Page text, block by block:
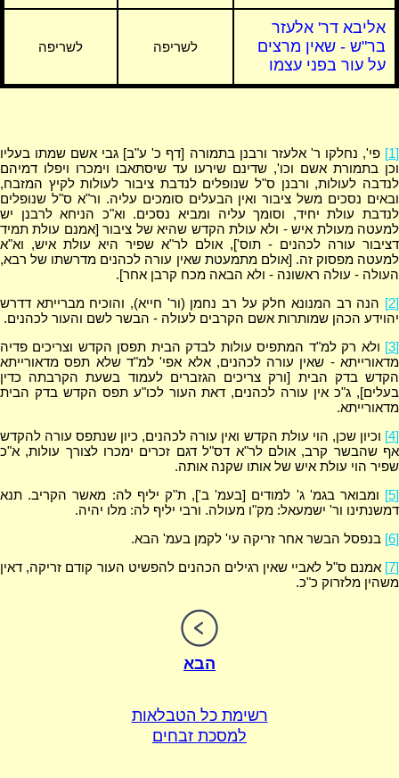
אליבא דר' אלעזר
בר"ש - שאין מרצים
על עור בפני עצמו
לשריפה לשריפה
[1]
פי', נחלקו ר' אלעזר ורבנן בתמורה [דף כ' ע"ב] גבי אשם שמתו בעליו
וכן בתמורת אשם וכו', שדינם שירעו עד שיסתאבו וימכרו ויפלו דמיהם
לנדבה לעולות, ורבנן ס"ל שנופלים לנדבת ציבור לעולות לקיץ המזבח,
ובאים נסכים משל ציבור ואין הבעלים סומכים עליה. ור"א ס"ל שנופלים
לנדבת עולת יחיד, וסומך עליה ומביא נסכים. וא"כ הניחא לרבנן יש
למעטה מעולת איש - ולא עולת הקדש שהיא של ציבור [אמנם עולת תמיד
דציבור עורה לכהנים - תוס'], אולם לר"א שפיר היא עולת איש, וא"א
למעטה מפסוק זה. [אולם מתמעטת שאין עורה לכהנים מדרשתו של רבא,
העולה - עולה ראשונה - ולא הבאה מכח קרבן אחר].
[2]
הנה רב המנונא חלק על רב נחמן (ור' חייא), והוכיח מברייתא דדרש
יהוידע הכהן שמותרות אשם הקרבים לעולה - הבשר לשם והעור לכהנים.
[3]
ולא רק למ"ד המתפיס עולות לבדק הבית תפסן הקדש וצריכים פדיה
מדאורייתא - שאין עורה לכהנים, אלא אפי' למ"ד שלא תפס מדאורייתא
הקדש בדק הבית [ורק צריכים הגזברים לעמוד בשעת הקרבתה כדין
בעלים], ג"כ אין עורה לכהנים, דאת העור לכו"ע תפס הקדש בדק הבית
מדאורייתא.
[4]
וכיון שכן, הוי עולת הקדש ואין עורה לכהנים, כיון שנתפס עורה להקדש
אף שהבשר קרב, אולם לר"א דס"ל דגם זכרים ימכרו לצורך עולות, א"כ
שפיר הוי עולת איש של אותו שקנה אותה.
[5]
ומבואר בגמ' ג' למודים [בעמ' ב'], ת"ק יליף לה: מאשר הקריב. תנא
דמשנתינו ור' ישמעאל: מק"ו מעולה. ורבי יליף לה: מלו יהיה.
[6]
בנפסל הבשר אחר זריקה עי' לקמן בעמ' הבא.
[7]
אמנם ס"ל לאביי שאין רגילים הכהנים להפשיט העור קודם זריקה, דאין
משהין מלזרוק כ"כ.
הבא
רשימת כל הטבלאות
למסכת זבחים